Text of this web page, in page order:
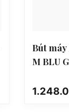
Bút máy
M BLU